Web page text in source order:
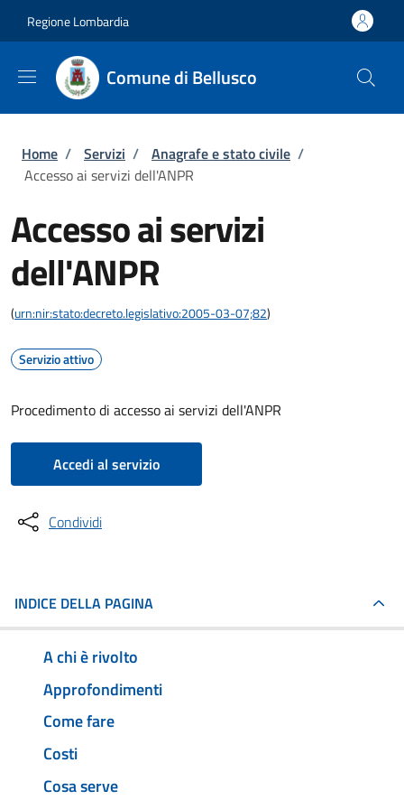
Regione Lombardia
Comune di Bellusco
Briciole di pane
Home / Servizi / Anagrafe e stato civile /
Accesso ai servizi dell'ANPR
Accesso ai servizi
dell'ANPR
(urn:nir:stato:decreto.legislativo:2005-03-07;82)
Servizio attivo
Procedimento di accesso ai servizi dell'ANPR
Accedi al servizio
Condividi
INDICE DELLA PAGINA
A chi è rivolto
Approfondimenti
Come fare
Costi
Cosa serve